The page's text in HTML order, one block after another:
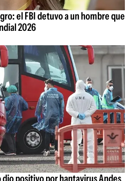
el FBI detuvo a un hombre que
2026